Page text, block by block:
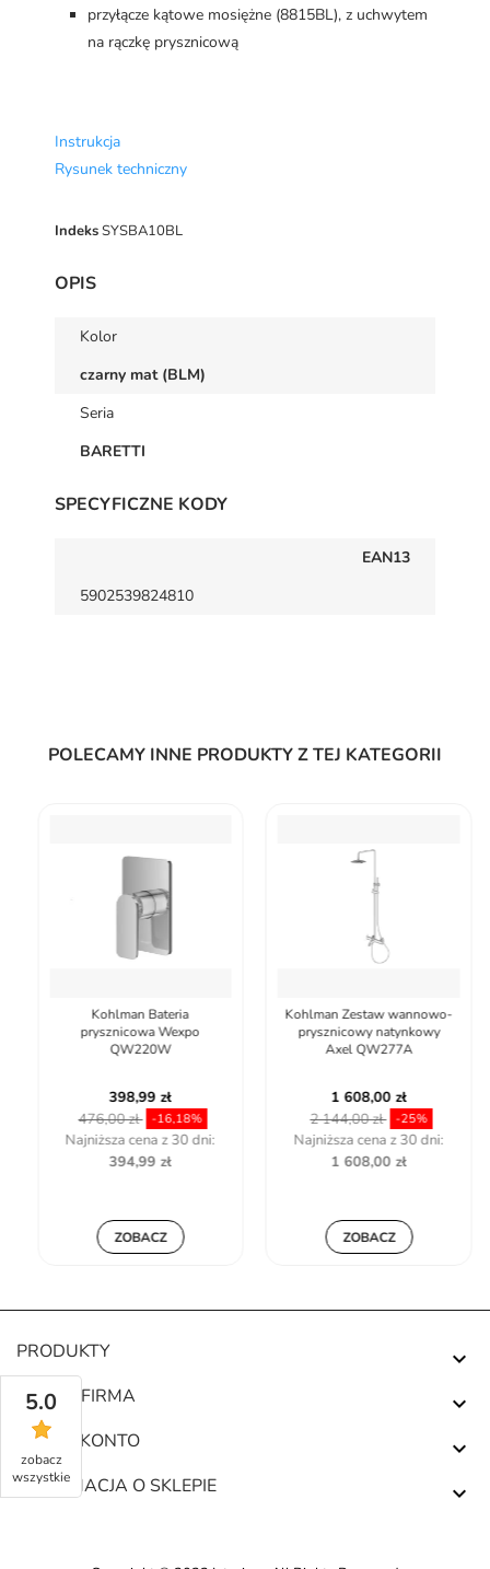
przyłącze kątowe mosiężne (8815BL), z uchwytem
na rączkę prysznicową
Instrukcja
Rysunek techniczny
IndeksSYSBA10BL
OPIS
Kolor
czarny mat (BLM)
Seria
BARETTI
SPECYFICZNE KODY
EAN13
5902539824810
POLECAMY INNE PRODUKTY Z TEJ KATEGORII
Kohlman Bateria
prysznicowa Wexpo
QW220W
398,99 zł
476,00 zł -16,18%
Najniższa cena z 30 dni:
394,99 zł
ZOBACZ
Kohlman Zestaw wannowo-
prysznicowy natynkowy
Axel QW277A
1 608,00 zł
2 144,00 zł -25%
Najniższa cena z 30 dni:
1 608,00 zł
ZOBACZ
PRODUKTY 
NASZA FIRMA 
TWOJE KONTO 
INFORMACJA O SKLEPIE 
5.0
zobacz
wszystkie